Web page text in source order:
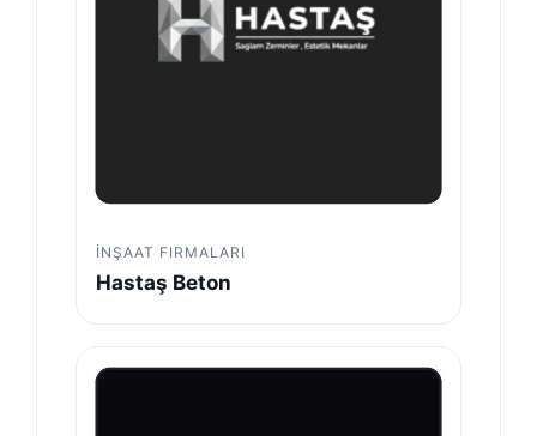
İNŞAAT FIRMALARI
Hastaş Beton